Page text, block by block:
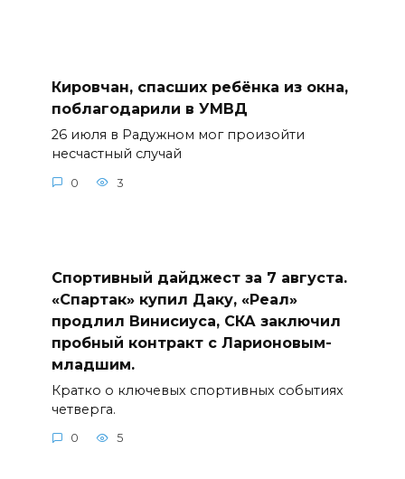
Кировчан, спасших ребёнка из окна,
поблагодарили в УМВД
26 июля в Радужном мог произойти
несчастный случай
0 3
Спортивный дайджест за 7 августа.
«Спартак» купил Даку, «Реал»
продлил Винисиуса, СКА заключил
пробный контракт с Ларионовым-
младшим.
Кратко о ключевых спортивных событиях
четверга.
0 5